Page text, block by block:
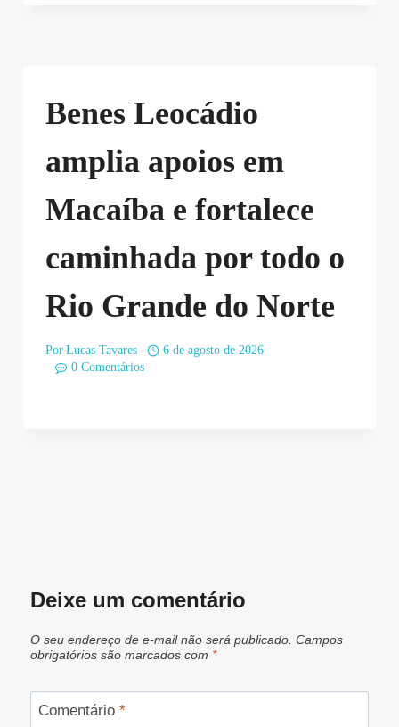
Benes Leocádio
amplia apoios em
Macaíba e fortalece
caminhada por todo o
Rio Grande do Norte
Por Lucas Tavares
6 de agosto de 2026
0 Comentários
Deixe um comentário
O seu endereço de e-mail não será publicado. Campos
obrigatórios são marcados com *
Comentário *